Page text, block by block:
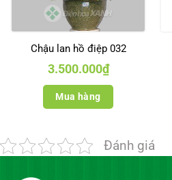
Chậu lan hồ điệp 032
3.500.000₫
Mua hàng
Đánh giá